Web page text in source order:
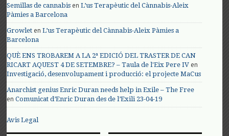
Semillas de cannabis enL’us Terapèutic del Cànnabis-Aleix
Pàmies a Barcelona
Growlet enL’us Terapèutic del Cànnabis-Aleix Pàmies a
Barcelona
QUÈ ENS TROBAREM A LA 2ª EDICIÓ DEL TRASTER DE CAN
RICART AQUEST 4 DE SETEMBRE? – Taula de l'Eix Pere IV en
Investigació, desenvolupament i producció: el projecte MaCus
Anarchist genius Enric Duran needs help in Exile – The Free
enComunicat d’Enric Duran des de l’Exili 23-04-19
Avis Legal